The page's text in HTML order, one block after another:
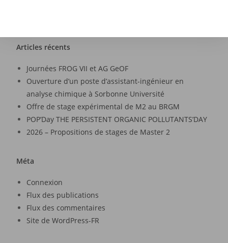
Articles récents
Journées FROG VII et AG GeOF
Ouverture d’un poste d’assistant-ingénieur en
analyse chimique à Sorbonne Université
Offre de stage expérimental de M2 au BRGM
POP’Day THE PERSISTENT ORGANIC POLLUTANTS’DAY
2026 – Propositions de stages de Master 2
Méta
Connexion
Flux des publications
Flux des commentaires
Site de WordPress-FR